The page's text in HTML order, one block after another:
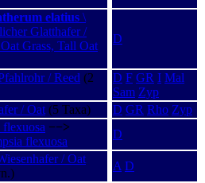
elatius \
Glatthafer /
Grass, Tall Oat
D
/ Reed (2
D F GR I Mal
Sam Zyp
/ Oat (5 Taxa) D GR Rho Zyp
−−>
flexuosa
D
/ Oat
A D